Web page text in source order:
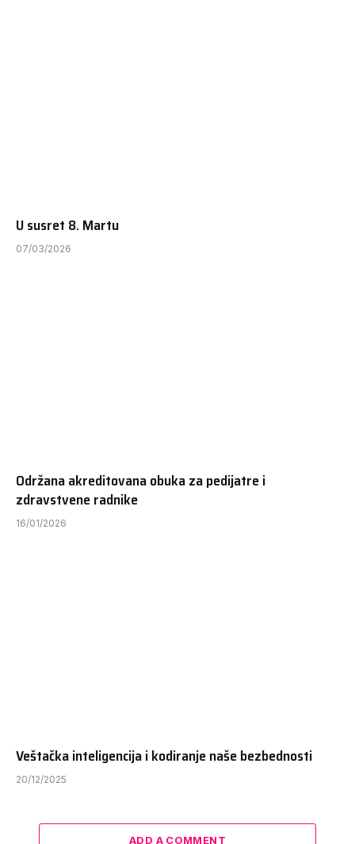
U susret 8. Martu
07/03/2026
Održana akreditovana obuka za pedijatre i
zdravstvene radnike
16/01/2026
Veštačka inteligencija i kodiranje naše bezbednosti
20/12/2025
ADD A COMMENT